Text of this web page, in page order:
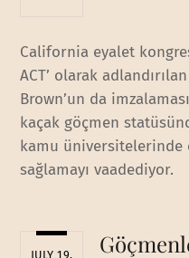
California eyalet
ACT’ olarak
Brown’un da
kaçak göçmen
kamu üniversitelerinde
sağlamayı vaadediyor.
JULY 19,